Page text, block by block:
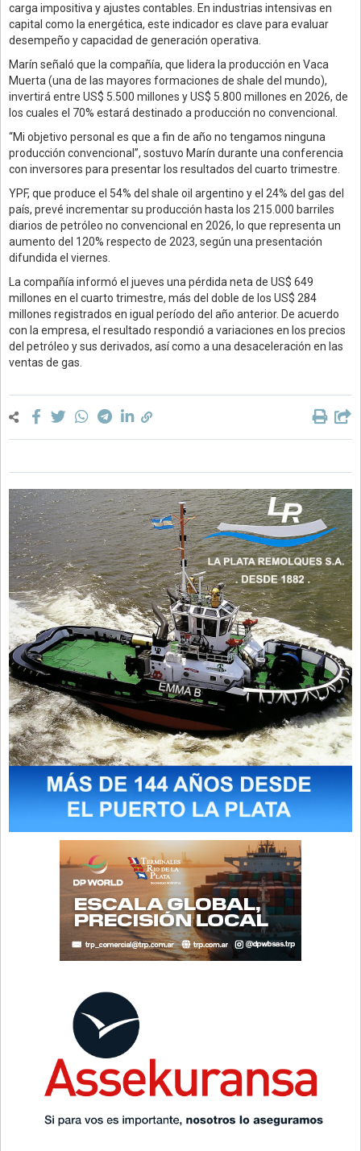
carga impositiva y ajustes contables. En industrias intensivas en
capital como la energética, este indicador es clave para evaluar
desempeño y capacidad de generación operativa.
Marín señaló que la compañía, que lidera la producción en Vaca
Muerta (una de las mayores formaciones de shale del mundo),
invertirá entre US$ 5.500 millones y US$ 5.800 millones en 2026, de
los cuales el 70% estará destinado a producción no convencional.
“Mi objetivo personal es que a fin de año no tengamos ninguna
producción convencional”, sostuvo Marín durante una conferencia
con inversores para presentar los resultados del cuarto trimestre.
YPF, que produce el 54% del shale oil argentino y el 24% del gas del
país, prevé incrementar su producción hasta los 215.000 barriles
diarios de petróleo no convencional en 2026, lo que representa un
aumento del 120% respecto de 2023, según una presentación
difundida el viernes.
La compañía informó el jueves una pérdida neta de US$ 649
millones en el cuarto trimestre, más del doble de los US$ 284
millones registrados en igual período del año anterior. De acuerdo
con la empresa, el resultado respondió a variaciones en los precios
del petróleo y sus derivados, así como a una desaceleración en las
ventas de gas.